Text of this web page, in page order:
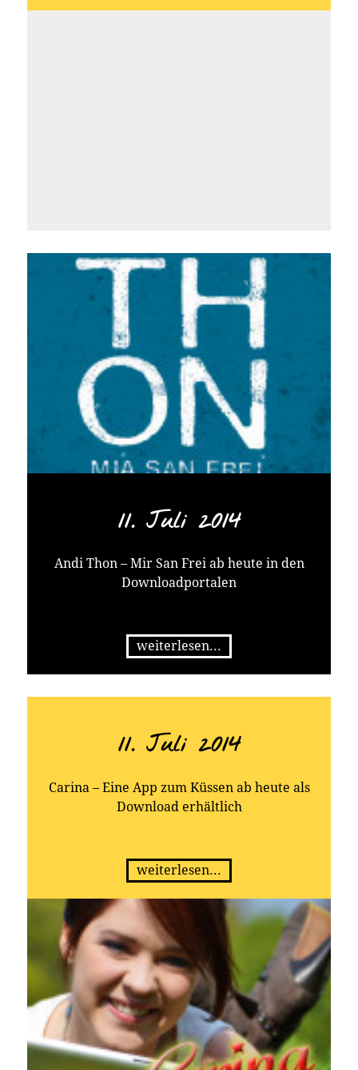
11. Juli 2014
Andi Thon – Mir San Frei ab heute in den
Downloadportalen
weiterlesen...
11. Juli 2014
Carina – Eine App zum Küssen ab heute als
Download erhältlich
weiterlesen...